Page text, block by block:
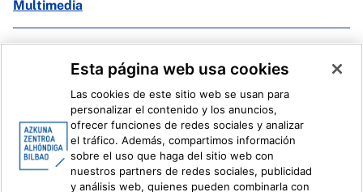
Multimedia
Instagram
Youtube
Ivoox
Información legal Sistema Interno de Información
Esta página web usa cookies
Las cookies de este sitio web se usan para
personalizar el contenido y los anuncios,
ofrecer funciones de redes sociales y analizar
el tráfico. Además, compartimos información
sobre el uso que haga del sitio web con
nuestros partners de redes sociales, publicidad
y análisis web, quienes pueden combinarla con